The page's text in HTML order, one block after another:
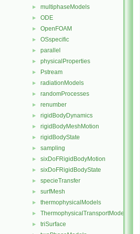
► multiphaseModels
► ODE
► OpenFOAM
► OSspecific
► parallel
► physicalProperties
► Pstream
► radiationModels
► randomProcesses
► renumber
► rigidBodyDynamics
► rigidBodyMeshMotion
► rigidBodyState
► sampling
► sixDoFRigidBodyMotion
► sixDoFRigidBodyState
► specieTransfer
► surfMesh
► thermophysicalModels
► ThermophysicalTransportModels
► triSurface